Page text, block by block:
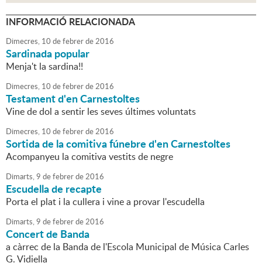
INFORMACIÓ RELACIONADA
Dimecres, 10 defebrerde2016
Sardinada popular
Menja't la sardina!!
Dimecres, 10 defebrerde2016
Testament d'en Carnestoltes
Vine de dol a sentir les seves últimes voluntats
Dimecres, 10 defebrerde2016
Sortida de la comitiva fúnebre d'en Carnestoltes
Acompanyeu la comitiva vestits de negre
Dimarts,9 defebrerde2016
Escudella de recapte
Porta el plat i la cullera i vine a provar l'escudella
Dimarts,9 defebrerde2016
Concert de Banda
a càrrec de la Banda de l'Escola Municipal de Música Carles
G. Vidiella